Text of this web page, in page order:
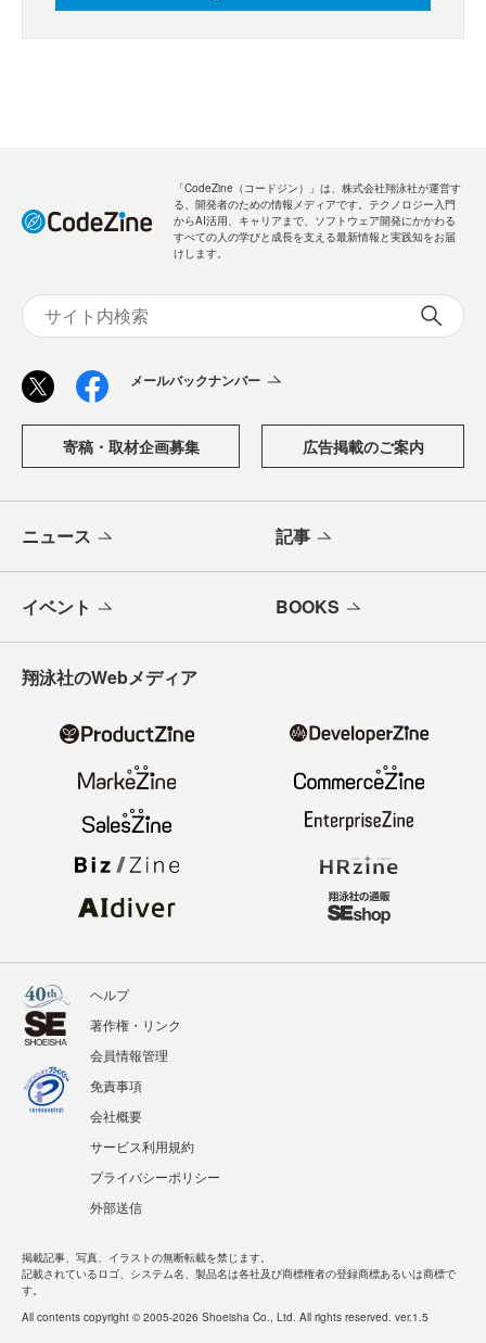
「CodeZine（コードジン）」は、株式会社翔泳社が運営す
る、開発者のための情報メディアです。テクノロジー入門
からAI活用、キャリアまで、ソフトウェア開発にかかわる
すべての人の学びと成長を支える最新情報と実践知をお届
けします。
メールバックナンバー
寄稿・取材企画募集 広告掲載のご案内
ニュース 記事
イベント BOOKS
翔泳社のWebメディア
ヘルプ
著作権・リンク
会員情報管理
免責事項
会社概要
サービス利用規約
プライバシーポリシー
外部送信
掲載記事、写真、イラストの無断転載を禁じます。
記載されているロゴ、システム名、製品名は各社及び商標権者の登録商標あるいは商標で
す。
All contents copyright © 2005-2026 Shoeisha Co., Ltd. All rights reserved. ver.1.5